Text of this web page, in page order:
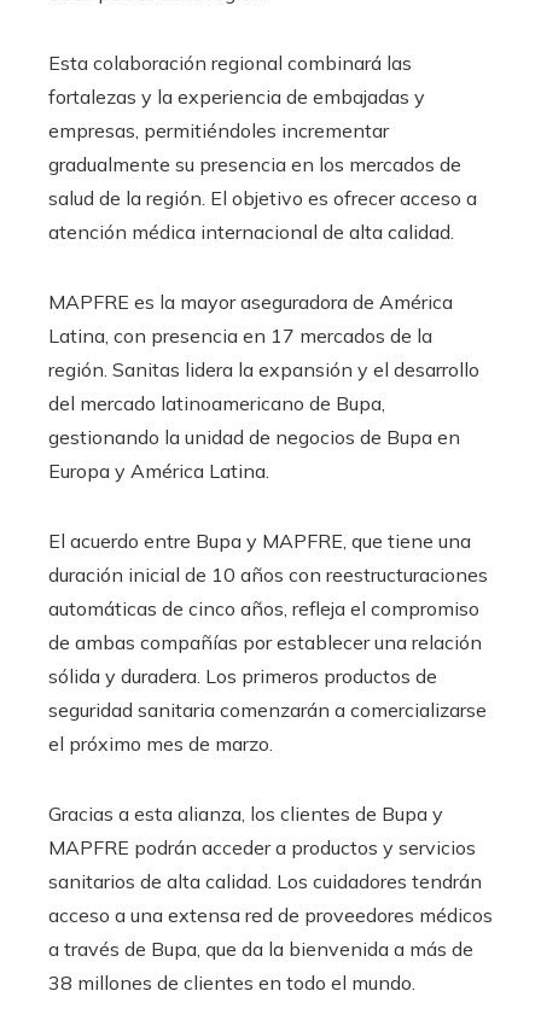
Esta colaboración regional combinará las
fortalezas y la experiencia de embajadas y
empresas, permitiéndoles incrementar
gradualmente su presencia en los mercados de
salud de la región. El objetivo es ofrecer acceso a
atención médica internacional de alta calidad.
MAPFRE es la mayor aseguradora de América
Latina, con presencia en 17 mercados de la
región. Sanitas lidera la expansión y el desarrollo
del mercado latinoamericano de Bupa,
gestionando la unidad de negocios de Bupa en
Europa y América Latina.
El acuerdo entre Bupa y MAPFRE, que tiene una
duración inicial de 10 años con reestructuraciones
automáticas de cinco años, refleja el compromiso
de ambas compañías por establecer una relación
sólida y duradera. Los primeros productos de
seguridad sanitaria comenzarán a comercializarse
el próximo mes de marzo.
Gracias a esta alianza, los clientes de Bupa y
MAPFRE podrán acceder a productos y servicios
sanitarios de alta calidad. Los cuidadores tendrán
acceso a una extensa red de proveedores médicos
a través de Bupa, que da la bienvenida a más de
38 millones de clientes en todo el mundo.